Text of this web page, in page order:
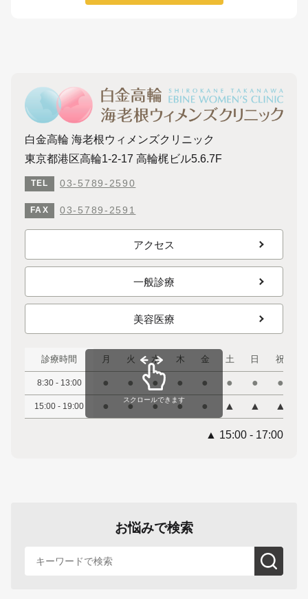
白金高輪 海老根ウィメンズクリニック
東京都港区高輪1-2-17 高輪梶ビル5.6.7F
TEL 03-5789-2590
FAX 03-5789-2591
アクセス
一般診療
美容医療
診療時間 月 火 水 木 金 土 日 祝
8:30 - 13:00 ● ● ● ● ● ● ● ●
15:00 - 19:00 ● ● ● ● ● ▲ ▲ ▲
スクロールできます
▲ 15:00 - 17:00
お悩みで検索